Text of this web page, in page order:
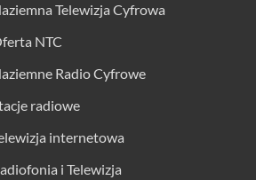
Telewizja Cyfrowa
NTC
Radio Cyfrowe
radiowe
internetowa
i Telewizja